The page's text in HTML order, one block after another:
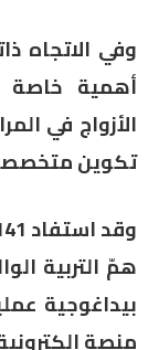
وفي الاتجاه
أهمية خاصة
الأزواج في
تكوين
همّ التربية
بيداغوجية
منصة